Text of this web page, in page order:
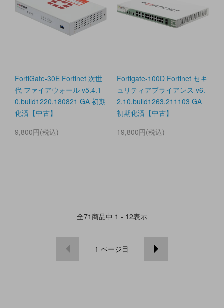
FortiGate-30E Fortinet 次世
代 ファイアウォール v5.4.1
0,build1220,180821 GA 初期
化済【中古】
9,800円(税込)
Fortigate-100D Fortinet セキ
ュリティアプライアンス v6.
2.10,build1263,211103 GA
初期化済【中古】
19,800円(税込)
全71商品中 1 - 12表示
1 ページ目